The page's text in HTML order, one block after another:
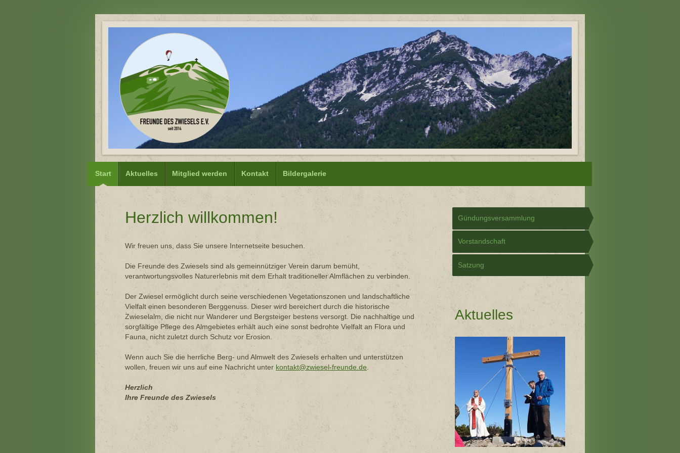
Start Aktuelles Mitglied werden Kontakt Bildergalerie
Herzlich willkommen!
Wir freuen uns, dass Sie unsere Internetseite besuchen.
Die Freunde des Zwiesels sind als gemeinnütziger Verein darum bemüht,
verantwortungsvolles Naturerlebnis mit dem Erhalt traditioneller Almflächen zu verbinden.
Der Zwiesel ermöglicht durch seine verschiedenen Vegetationszonen und landschaftliche
Vielfalt einen besonderen Berggenuss. Dieser wird bereichert durch die historische
Zwieselalm, die nicht nur Wanderer und Bergsteiger bestens versorgt. Die nachhaltige und
sorgfältige Pflege des Almgebietes erhält auch eine sonst bedrohte Vielfalt an Flora und
Fauna, nicht zuletzt durch Schutz vor Erosion.
Wenn auch Sie die herrliche Berg- und Almwelt des Zwiesels erhalten und unterstützen
wollen, freuen wir uns auf eine Nachricht unter kontakt@zwiesel-freunde.de
Herzlich
Ihre Freunde des Zwiesels
Gündungsversammlung
Vorstandschaft
Satzung
Aktuelles